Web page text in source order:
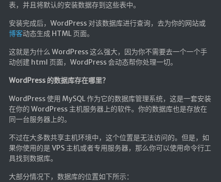
表，并且将默认的安装数据存到这些表中。
安装完成后，WordPress 对该数据库进行查询，去为你的网站或
博客动态生成 HTML 页面。
这就是为什么 WordPress 这么强大，因为你不需要去一个一个手
动创建 html 页面，WordPress 会动态帮你处理一切。
WordPress 的数据库存在哪里？
WordPress 使用 MySQL 作为它的数据库管理系统，这是一套安装
在你的 WordPress 主机服务器上的软件。你的数据库也是存放在
同一台服务器上的。
不过在大多数共享主机环境中，这个位置是无法访问的。但是，如
果你使用的是 VPS 主机或者专用服务器，那么你可以使用命令行工
具找到数据库。
大部分情况下，数据库的位置如下所示：
🎵音乐播放
随便听听
音乐下载
音乐下载2
音乐播放下载
音乐下载备用一
音乐下载备用二
无损音乐下载
Beats Per Minute